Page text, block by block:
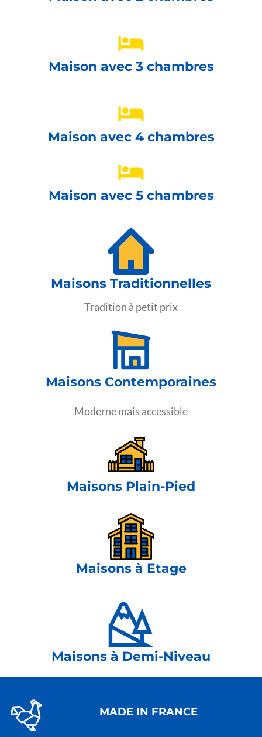
Maison avec 3 chambres
Maison avec 4 chambres
Maison avec 5 chambres
Maisons Traditionnelles
Tradition à petit prix
Maisons Contemporaines
Moderne mais accessible
Maisons Plain-Pied
Maisons à Etage
Maisons à Demi-Niveau
MADE IN FRANCE